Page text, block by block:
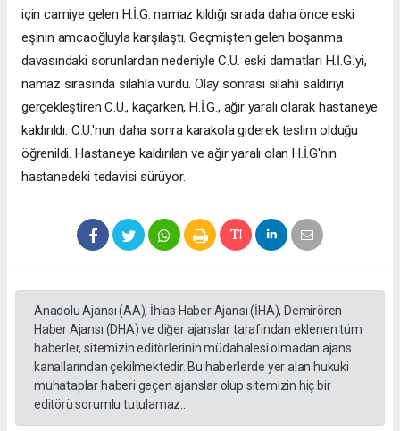
için camiye gelen H.İ.G. namaz kıldığı sırada daha önce eski
eşinin amcaoğluyla karşılaştı. Geçmişten gelen boşanma
davasındaki sorunlardan nedeniyle C.U. eski damatları H.İ.G.'yi,
namaz sırasında silahla vurdu. Olay sonrası silahlı saldırıyı
gerçekleştiren C.U., kaçarken, H.İ.G., ağır yaralı olarak hastaneye
kaldırıldı. C.U.'nun daha sonra karakola giderek teslim olduğu
öğrenildi. Hastaneye kaldırılan ve ağır yaralı olan H.İ.G'nin
hastanedeki tedavisi sürüyor.
Anadolu Ajansı (AA), İhlas Haber Ajansı (İHA), Demirören
Haber Ajansı (DHA) ve diğer ajanslar tarafından eklenen tüm
haberler, sitemizin editörlerinin müdahalesi olmadan ajans
kanallarından çekilmektedir. Bu haberlerde yer alan hukuki
muhataplar haberi geçen ajanslar olup sitemizin hiç bir
editörü sorumlu tutulamaz...